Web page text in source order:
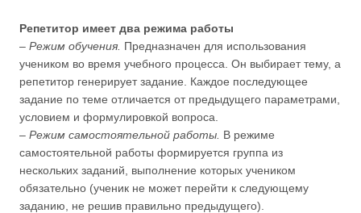
Репетитор имеет два режима работы
– Режим обучения. Предназначен для использования
учеником во время учебного процесса. Он выбирает тему, а
репетитор генерирует задание. Каждое последующее
задание по теме отличается от предыдущего параметрами,
условием и формулировкой вопроса.
– Режим самостоятельной работы. В режиме
самостоятельной работы формируется группа из
нескольких заданий, выполнение которых учеником
обязательно (ученик не может перейти к следующему
заданию, не решив правильно предыдущего).